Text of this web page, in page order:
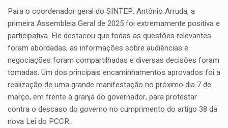
Para o coordenador geral do SINTEP, Antônio Arruda, a
primeira Assembleia Geral de 2025 foi extremamente positiva e
participativa. Ele destacou que todas as questões relevantes
foram abordadas, as informações sobre audiências e
negociações foram compartilhadas e diversas decisões foram
tomadas. Um dos principais encaminhamentos aprovados foi a
realização de uma grande manifestação no próximo dia 7 de
março, em frente à granja do governador, para protestar
contra o descaso do governo no cumprimento do artigo 38 da
nova Lei do PCCR.